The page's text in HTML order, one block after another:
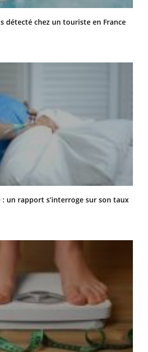
détecté chez un touriste en France
un rapport s’interroge sur son taux